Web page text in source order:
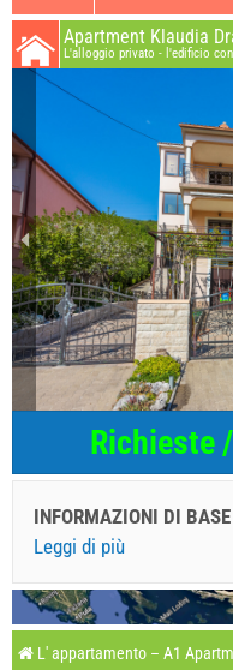
Apartment Klaudia
L'alloggio privato - l'edificio
Richieste
INFORMAZIONI DI
Leggi di più
L' appartamento – A1